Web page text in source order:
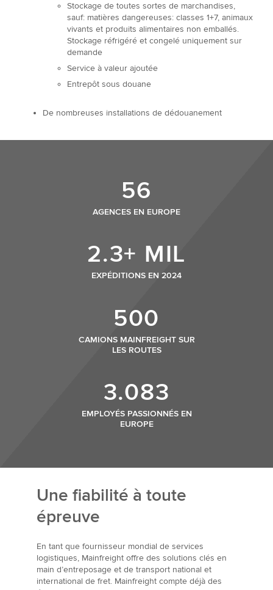
Stockage de toutes sortes de marchandises,
sauf: matières dangereuses: classes 1+7, animaux
vivants et produits alimentaires non emballés.
Stockage réfrigéré et congelé uniquement sur
demande
Service à valeur ajoutée
Entrepôt sous douane
De nombreuses installations de dédouanement
56
AGENCES EN EUROPE
2.3+ MIL
EXPÉDITIONS EN 2024
500
CAMIONS MAINFREIGHT SUR
LES ROUTES
3.083
EMPLOYÉS PASSIONNÉS EN
EUROPE
Une fiabilité à toute
épreuve
En tant que fournisseur mondial de services
logistiques, Mainfreight offre des solutions clés en
main d’entreposage et de transport national et
international de fret. Mainfreight compte déjà des